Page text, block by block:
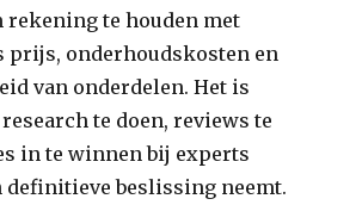
te houden met
prijs, onderhoudskosten en
van onderdelen. Het is
te doen, reviews te
in te winnen bij experts
definitieve beslissing neemt.